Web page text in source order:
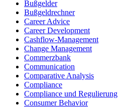
Bußgelder
Bußgeldrechner
Career Advice
Career Development
Cashflow-Management
Change Management
Commerzbank
Communication
Comparative Analysis
Compliance
Compliance und Regulierung
Consumer Behavior